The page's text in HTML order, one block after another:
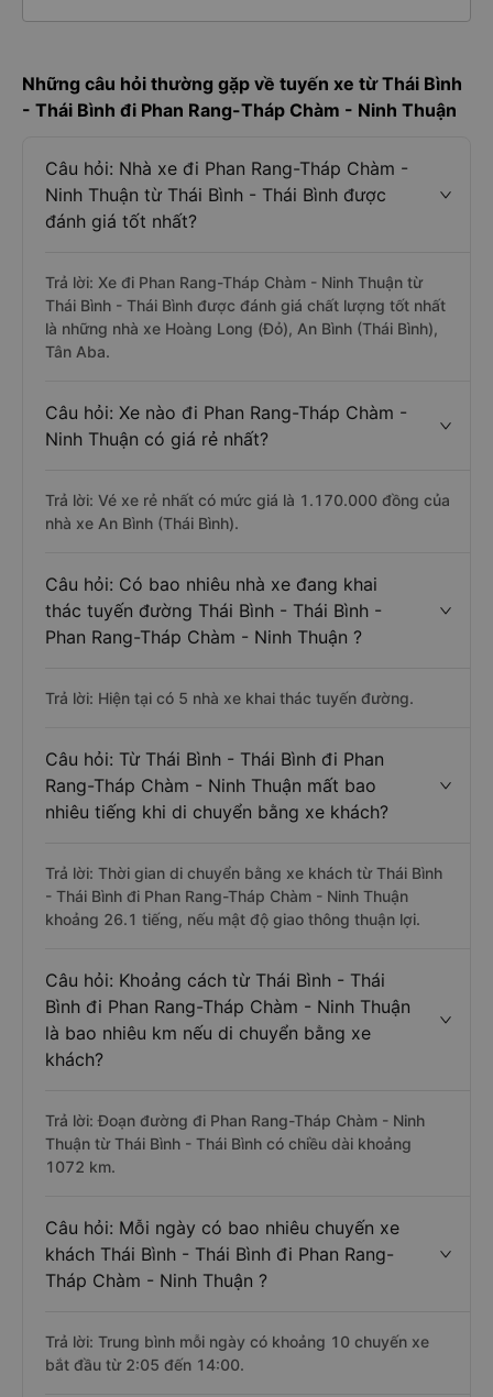
Những câu hỏi thường gặp về tuyến xe từ Thái Bình
- Thái Bình đi Phan Rang-Tháp Chàm - Ninh Thuận
Câu hỏi: Nhà xe đi Phan Rang-Tháp Chàm -
Ninh Thuận từ Thái Bình - Thái Bình được
đánh giá tốt nhất?
Trả lời: Xe đi Phan Rang-Tháp Chàm - Ninh Thuận từ
Thái Bình - Thái Bình được đánh giá chất lượng tốt nhất
là những nhà xe Hoàng Long (Đỏ), An Bình (Thái Bình),
Tân Aba.
Câu hỏi: Xe nào đi Phan Rang-Tháp Chàm -
Ninh Thuận có giá rẻ nhất?
Trả lời: Vé xe rẻ nhất có mức giá là 1.170.000 đồng của
nhà xe An Bình (Thái Bình).
Câu hỏi: Có bao nhiêu nhà xe đang khai
thác tuyến đường Thái Bình - Thái Bình -
Phan Rang-Tháp Chàm - Ninh Thuận ?
Trả lời: Hiện tại có 5 nhà xe khai thác tuyến đường.
Câu hỏi: Từ Thái Bình - Thái Bình đi Phan
Rang-Tháp Chàm - Ninh Thuận mất bao
nhiêu tiếng khi di chuyển bằng xe khách?
Trả lời: Thời gian di chuyển bằng xe khách từ Thái Bình
- Thái Bình đi Phan Rang-Tháp Chàm - Ninh Thuận
khoảng 26.1 tiếng, nếu mật độ giao thông thuận lợi.
Câu hỏi: Khoảng cách từ Thái Bình - Thái
Bình đi Phan Rang-Tháp Chàm - Ninh Thuận
là bao nhiêu km nếu di chuyển bằng xe
khách?
Trả lời: Đoạn đường đi Phan Rang-Tháp Chàm - Ninh
Thuận từ Thái Bình - Thái Bình có chiều dài khoảng
1072 km.
Câu hỏi: Mỗi ngày có bao nhiêu chuyến xe
khách Thái Bình - Thái Bình đi Phan Rang-
Tháp Chàm - Ninh Thuận ?
Trả lời: Trung bình mỗi ngày có khoảng 10 chuyến xe
bắt đầu từ 2:05 đến 14:00.